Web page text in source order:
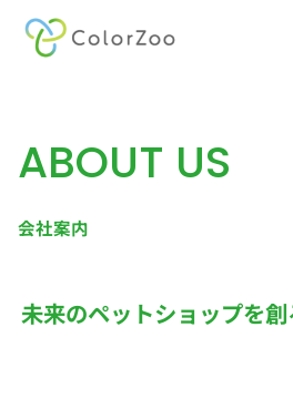
ス
キ
プ
ABOUT US
会社案内
未来のペットショップを創